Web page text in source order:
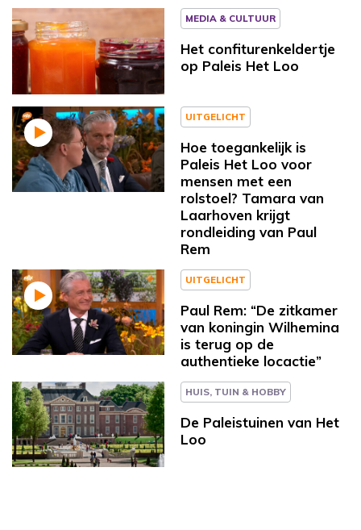
MEDIA & CULTUUR
Het confiturenkeldertje
op Paleis Het Loo
UITGELICHT
Hoe toegankelijk is
Paleis Het Loo voor
mensen met een
rolstoel? Tamara van
Laarhoven krijgt
rondleiding van Paul
Rem
UITGELICHT
Paul Rem: “De zitkamer
van koningin Wilhemina
is terug op de
authentieke locactie”
HUIS, TUIN & HOBBY
De Paleistuinen van Het
Loo